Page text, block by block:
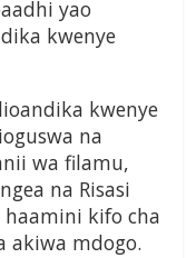
yao
kwenye
kwenye
na
wa filamu,
na Risasi
kifo cha
akiwa mdogo.